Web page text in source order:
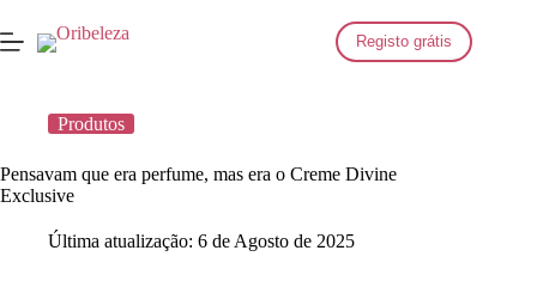
para
o
Registo grátis
Produtos
Pensavam que era perfume, mas era o Creme Divine
Exclusive
Última atualização: 6 de Agosto de 2025